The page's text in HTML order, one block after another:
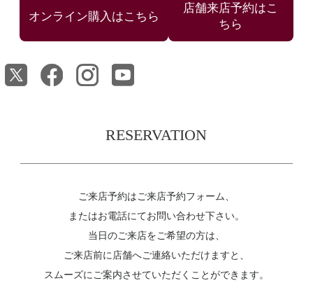
店舗来店予約はこ
ちら
RESERVATION
ご来店予約はご来店予約フォーム、
またはお電話にてお問い合わせ下さい。
当日のご来店をご希望の方は、
ご来店前に店舗へご連絡いただけますと、
スムーズにご案内させていただくことができます。